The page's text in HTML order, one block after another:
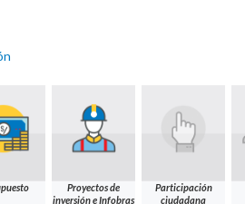
Proyectos de
inversión e Infobras
Participación
ciudadana